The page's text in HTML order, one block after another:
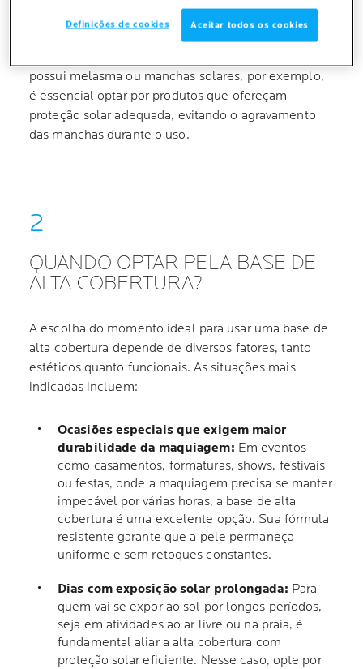
No entanto, é fundamental entender que a escolha
de uma base de alta cobertura vai além da
possui melasma ou manchas solares, por exemplo,
é essencial optar por produtos que ofereçam
proteção solar adequada, evitando o agravamento
das manchas durante o uso.
QUANDO OPTAR PELA BASE DE
ALTA COBERTURA?
A escolha do momento ideal para usar uma base de
alta cobertura depende de diversos fatores, tanto
estéticos quanto funcionais. As situações mais
indicadas incluem:
Ocasiões especiais que exigem maior
durabilidade da maquiagem: Em eventos
como casamentos, formaturas, shows, festivais
ou festas, onde a maquiagem precisa se manter
impecável por várias horas, a base de alta
cobertura é uma excelente opção. Sua fórmula
resistente garante que a pele permaneça
uniforme e sem retoques constantes.
Dias com exposição solar prolongada: Para
quem vai se expor ao sol por longos períodos,
seja em atividades ao ar livre ou na praia, é
fundamental aliar a alta cobertura com
proteção solar eficiente. Nesse caso, opte por
Definições de cookies Aceitar todos os cookies